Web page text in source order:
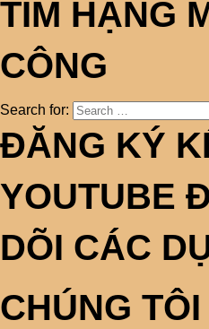
TÌM HẠNG
CÔNG
Search for:
ĐĂNG KÝ
YOUTUBE
DÕI CÁC
CHÚNG